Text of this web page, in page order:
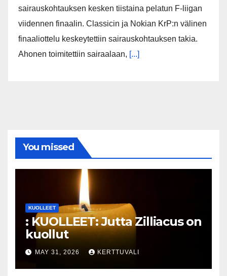
sairauskohtauksen kesken tiistaina pelatun F-liigan
viidennen finaalin. Classicin ja Nokian KrP:n välinen
finaaliottelu keskeytettiin sairauskohtauksen takia.
Ahonen toimitettiin sairaalaan, [...]
You missed
KUOLLEET
: KUOLLEET: Jutta Zilliacus on
kuollut
MAY 31, 2026 KERTTUVALI